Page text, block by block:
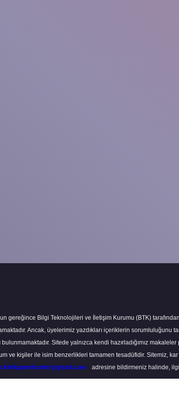
gereğince Bilgi Teknolojileri ve İletişim Kurumu (BTK)
Ancak, üyelerimiz yazdıkları içeriklerin sorumluluğunu
Sitede yalnızca kendi hazırladığımız
ve kişiler ile isim benzerlikleri tamamen tesadüfidir. Sitemiz,
adresine bildirmeniz halinde,